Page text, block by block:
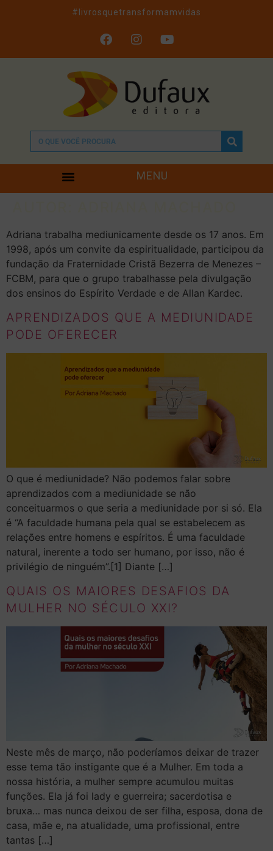
#livrosquetransformamvidas
MENU
Adriana trabalha mediunicamente desde os 17 anos. Em
1998, após um convite da espiritualidade, participou da
fundação da Fraternidade Cristã Bezerra de Menezes –
FCBM, para que o grupo trabalhasse pela divulgação
dos ensinos do Espírito Verdade e de Allan Kardec.
APRENDIZADOS QUE A MEDIUNIDADE
PODE OFERECER
O que é mediunidade? Não podemos falar sobre
aprendizados com a mediunidade se não
conceituarmos o que seria a mediunidade por si só. Ela
é “A faculdade humana pela qual se estabelecem as
relações entre homens e espíritos. É uma faculdade
natural, inerente a todo ser humano, por isso, não é
privilégio de ninguém”.[1] Diante […]
QUAIS OS MAIORES DESAFIOS DA
MULHER NO SÉCULO XXI?
Neste mês de março, não poderíamos deixar de trazer
esse tema tão instigante que é a Mulher. Em toda a
nossa história, a mulher sempre acumulou muitas
funções. Ela já foi lady e guerreira; sacerdotisa e
bruxa… mas nunca deixou de ser filha, esposa, dona de
casa, mãe e, na atualidade, uma profissional, entre
tantas […]